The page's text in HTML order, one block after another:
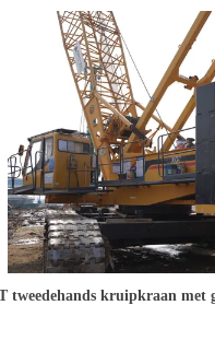
tweedehands kruipkraan met